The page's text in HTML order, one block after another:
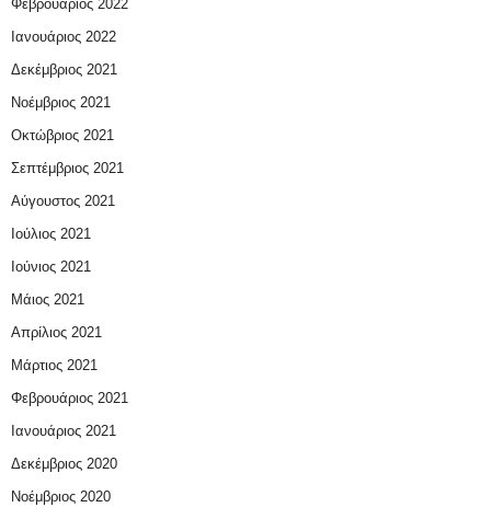
Φεβρουάριος 2022
Ιανουάριος 2022
Δεκέμβριος 2021
Νοέμβριος 2021
Οκτώβριος 2021
Σεπτέμβριος 2021
Αύγουστος 2021
Ιούλιος 2021
Ιούνιος 2021
Μάιος 2021
Απρίλιος 2021
Μάρτιος 2021
Φεβρουάριος 2021
Ιανουάριος 2021
Δεκέμβριος 2020
Νοέμβριος 2020